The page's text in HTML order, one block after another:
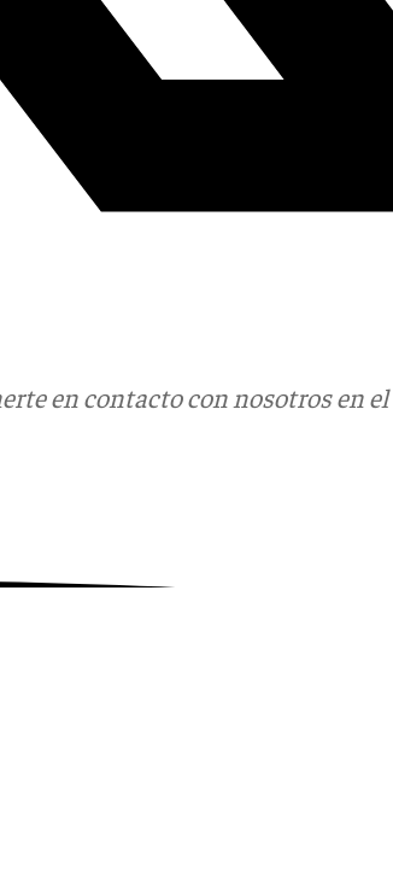
en contacto con nosotros en el